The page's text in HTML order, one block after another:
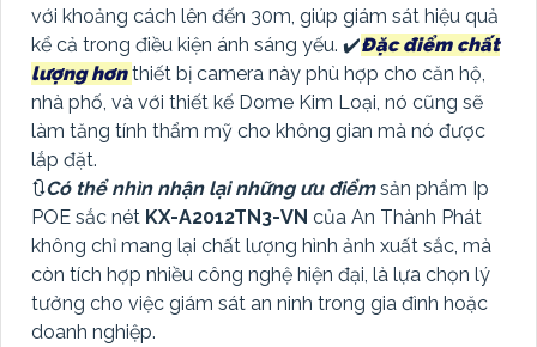
với khoảng cách lên đến 30m, giúp giám sát hiệu quả
kể cả trong điều kiện ánh sáng yếu. ✔️Đặc điểm chất
lượng hơnthiết bị camera này phù hợp cho căn hộ,
nhà phố, và với thiết kế Dome Kim Loại, nó cũng sẽ
làm tăng tính thẩm mỹ cho không gian mà nó được
lắp đặt.
🔃Có thể nhìn nhận lại những ưu điểmsản phẩm Ip
POE sắc nét KX-A2012TN3-VN của An Thành Phát
không chỉ mang lại chất lượng hình ảnh xuất sắc, mà
còn tích hợp nhiều công nghệ hiện đại, là lựa chọn lý
tưởng cho việc giám sát an ninh trong gia đình hoặc
doanh nghiệp.